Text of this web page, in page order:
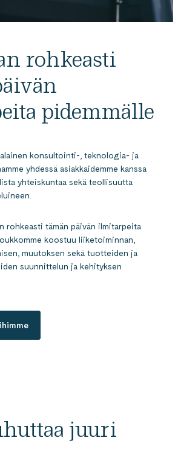
rohkeasti
pidemmälle
konsultointi-, teknologia- ja
yhdessä asiakkaidemme kanssa
yhteiskuntaa sekä teollisuutta
rohkeasti tämän päivän ilmitarpeita
koostuu liiketoiminnan,
muutoksen sekä tuotteiden ja
suunnittelun ja kehityksen
juuri